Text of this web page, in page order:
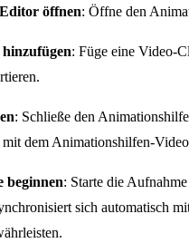
öffnen: Öffne den
: Füge eine Video-
: Schließe den
mit dem Animationshilfen-
beginnen: Starte die
sich automatisch